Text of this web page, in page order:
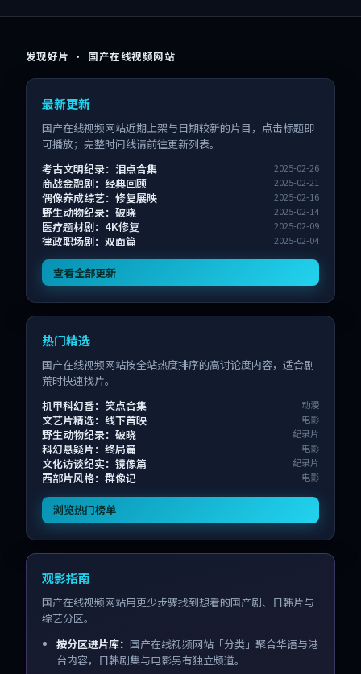
发现好片 · 国产在线视频网站
最新更新
国产在线视频网站近期上架与日期较新的片目，点击标题即
可播放；完整时间线请前往更新列表。
考古文明纪录：泪点合集
2025-02-26
商战金融剧：经典回顾 2025-02-21
偶像养成综艺：修复展映 2025-02-16
野生动物纪录：破晓 2025-02-14
医疗题材剧：4K修复 2025-02-09
律政职场剧：双面篇 2025-02-04
查看全部更新
热门精选
国产在线视频网站按全站热度排序的高讨论度内容，适合剧
荒时快速找片。
机甲科幻番：笑点合集
动漫
文艺片精选：线下首映 电影
野生动物纪录：破晓 纪录片
科幻悬疑片：终局篇 电影
文化访谈纪实：镜像篇 纪录片
西部片风格：群像记 电影
浏览热门榜单
观影指南
国产在线视频网站用更少步骤找到想看的国产剧、日韩片与
综艺分区。
按分区进片库： 国产在线视频网站「分类」聚合华语与港
台内容，日韩剧集与电影另有独立频道。